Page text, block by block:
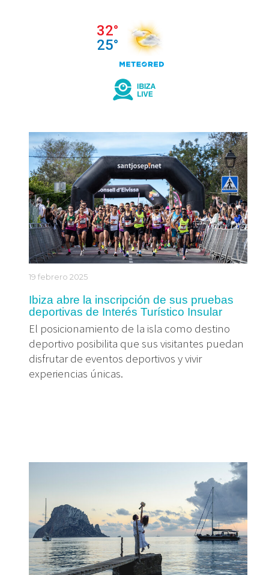
19 febrero 2025
Ibiza abre la inscripción de sus pruebas
deportivas de Interés Turístico Insular
El posicionamiento de la isla como destino
deportivo posibilita que sus visitantes puedan
disfrutar de eventos deportivos y vivir
experiencias únicas.